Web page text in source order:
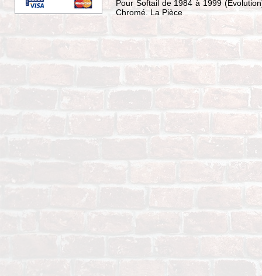
Pour Softail de 1984 à 1999
Chromé. La Pièce